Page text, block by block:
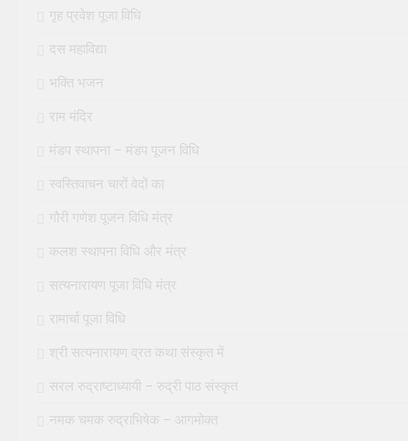
गृह प्रवेश पूजा विधि
दस महाविद्या
भक्ति भजन
राम मंदिर
मंडप स्थापना – मंडप पूजन विधि
स्वस्तिवाचन चारों वेदों का
गौरी गणेश पूजन विधि मंत्र
कलश स्थापना विधि और मंत्र
सत्यनारायण पूजा विधि मंत्र
रामार्चा पूजा विधि
श्री सत्यनारायण व्रत कथा संस्कृत में
सरल रुद्राष्टाध्यायी – रुद्री पाठ संस्कृत
नमक चमक रुद्राभिषेक – आगमोक्त